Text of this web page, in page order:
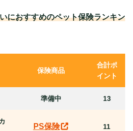
におすすめのペット保険ランキン
保険商品
合計ポ
イント
準備中 13
PS保険 11